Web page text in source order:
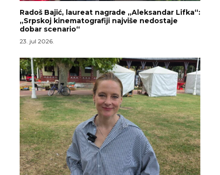
Radoš Bajić, laureat nagrade „Aleksandar Lifka“:
„Srpskoj kinematografiji najviše nedostaje
dobar scenario“
23. jul 2026.